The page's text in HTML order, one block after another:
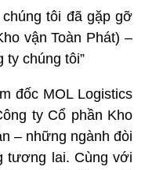
tôi đã gặp gỡ
vận Toàn Phát) –
chúng tôi”
đốc MOL Logistics
ty Cổ phần Kho
– những ngành đòi
tương lai. Cùng với